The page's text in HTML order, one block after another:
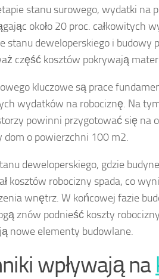
stanu surowego, wydatki na
około 20 proc. całkowitych
stanu deweloperskiego i budowy
część kosztów pokrywają
kluczowe są prace
wydatków na robociznę. Na
powinni przygotować się na
dom o powierzchni 100 m2.
deweloperskiego, gdzie
kosztów robocizny spada, co
wnętrz. W końcowej fazie
znów podnieść koszty
nowe elementy budowlane.
wpływają na